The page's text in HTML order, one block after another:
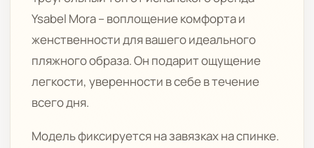
Ysabel Mora – воплощение комфорта и
женственности для вашего идеального
пляжного образа. Он подарит ощущение
легкости, уверенности в себе в течение
всего дня.
Модель фиксируется на завязках на спинке.